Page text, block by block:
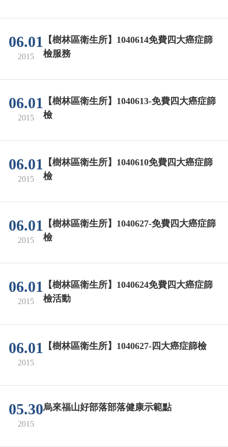
06.01
2015
【樹林區衛生所】1040614免費四大癌症篩
檢服務
06.01
2015
【樹林區衛生所】1040613-免費四大癌症篩
檢
06.01
2015
【樹林區衛生所】1040610免費四大癌症篩
檢
06.01
2015
【樹林區衛生所】1040627-免費四大癌症篩
檢
06.01
2015
【樹林區衛生所】1040624免費四大癌症篩
檢活動
06.01
2015
【樹林區衛生所】1040627-四大癌症篩檢
05.30
2015
烏來福山好部落部落健康示範點